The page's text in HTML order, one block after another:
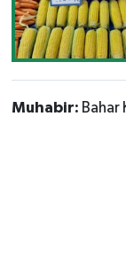
Muhabir: Bahar